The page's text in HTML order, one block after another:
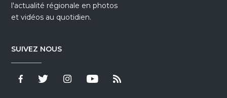
l'actualité régionale en photos
et vidéos au quotidien.
SUIVEZ NOUS